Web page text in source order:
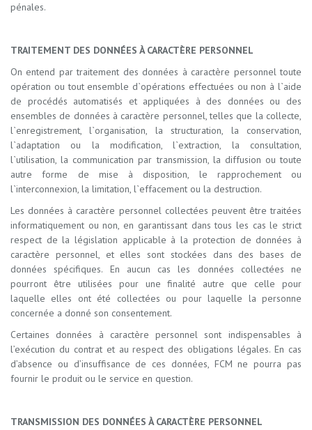
pénales.
TRAITEMENT DES DONNÉES À CARACTÈRE PERSONNEL
On entend par traitement des données à caractère personnel toute
opération ou tout ensemble d`opérations effectuées ou non à l`aide
de procédés automatisés et appliquées à des données ou des
ensembles de données à caractère personnel, telles que la collecte,
l`enregistrement, l`organisation, la structuration, la conservation,
l`adaptation ou la modification, l`extraction, la consultation,
l`utilisation, la communication par transmission, la diffusion ou toute
autre forme de mise à disposition, le rapprochement ou
l`interconnexion, la limitation, l`effacement ou la destruction.
Les données à caractère personnel collectées peuvent être traitées
informatiquement ou non, en garantissant dans tous les cas le strict
respect de la législation applicable à la protection de données à
caractère personnel, et elles sont stockées dans des bases de
données spécifiques. En aucun cas les données collectées ne
pourront être utilisées pour une finalité autre que celle pour
laquelle elles ont été collectées ou pour laquelle la personne
concernée a donné son consentement.
Certaines données à caractère personnel sont indispensables à
l’exécution du contrat et au respect des obligations légales. En cas
d’absence ou d’insuffisance de ces données, FCM ne pourra pas
fournir le produit ou le service en question.
TRANSMISSION DES DONNÉES À CARACTÈRE PERSONNEL